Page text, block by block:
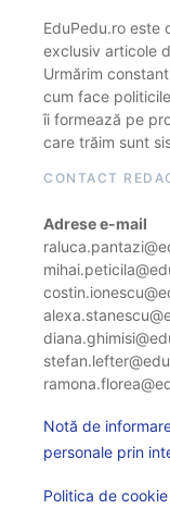
EduPedu.ro este
exclusiv articole
Urmărim
cum face
îi formează pe
care trăim sunt
CONTACT
Adrese e-mail
Notă de
personale prin
Politica de cookie